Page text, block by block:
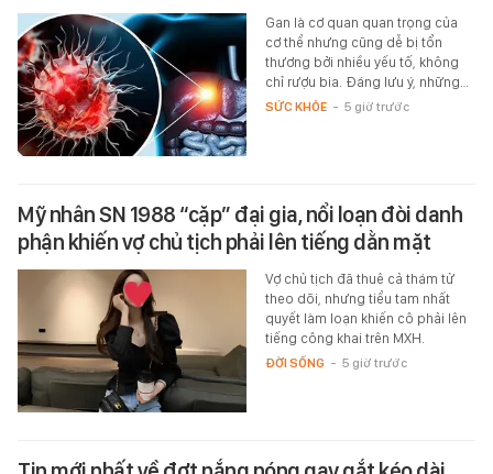
Gan là cơ quan quan trọng của
cơ thể nhưng cũng dễ bị tổn
thương bởi nhiều yếu tố, không
chỉ rượu bia. Đáng lưu ý, những…
SỨC KHỎE - 5 giờ trước
Mỹ nhân SN 1988 “cặp” đại gia, nổi loạn đòi danh
phận khiến vợ chủ tịch phải lên tiếng dằn mặt
Vợ chủ tịch đã thuê cả thám tử
theo dõi, nhưng tiểu tam nhất
quyết làm loạn khiến cô phải lên
tiếng công khai trên MXH.
ĐỜI SỐNG - 5 giờ trước